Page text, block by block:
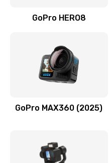
GoPro HERO8
GoPro MAX360 (2025)